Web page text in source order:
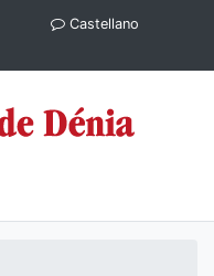
Castellano